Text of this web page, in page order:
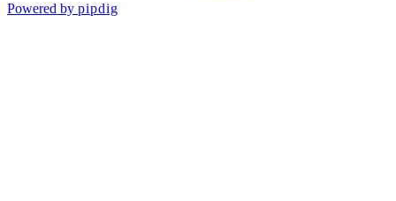
Powered by pipdig